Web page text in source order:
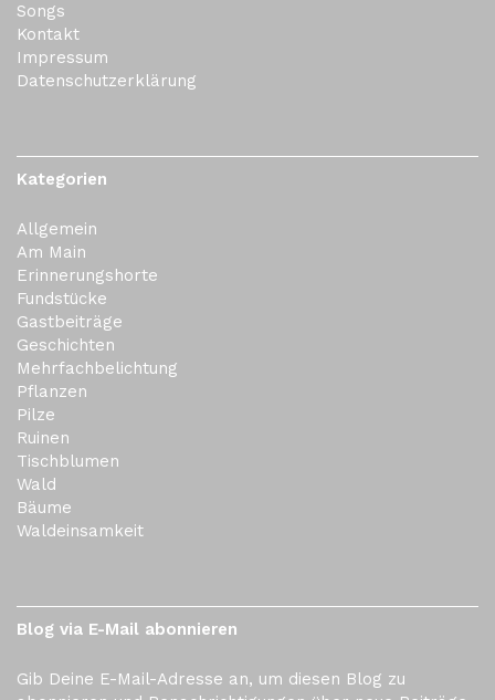
Songs
Kontakt
Impressum
Datenschutzerklärung
Kategorien
Allgemein
Am Main
Erinnerungshorte
Fundstücke
Gastbeiträge
Geschichten
Mehrfachbelichtung
Pflanzen
Pilze
Ruinen
Tischblumen
Wald
Bäume
Waldeinsamkeit
Blog via E-Mail abonnieren
Gib Deine E-Mail-Adresse an, um diesen Blog zu